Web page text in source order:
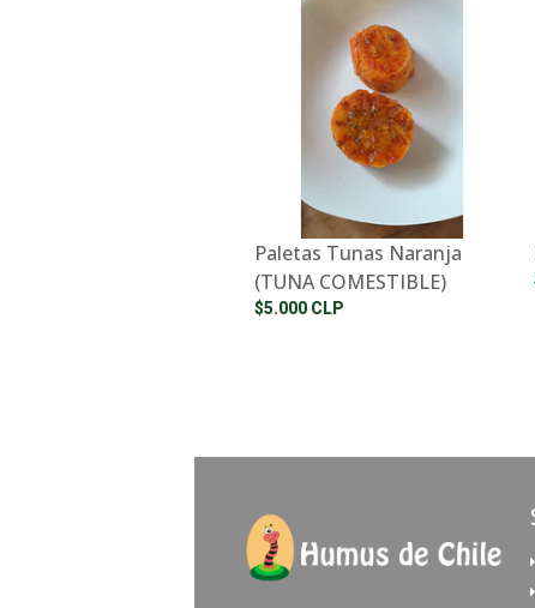
Paletas Tunas Naranja
(TUNA COMESTIBLE)
$5.000 CLP